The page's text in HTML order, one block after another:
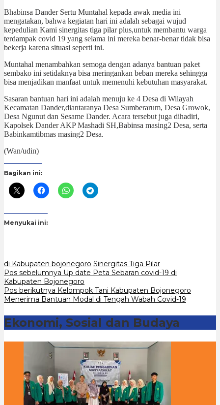
Bhabinsa Dander Sertu Muntahal kepada awak media ini
mengatakan, bahwa kegiatan hari ini adalah sebagai wujud
kepedulian Kami sinergitas tiga pilar plus,untuk membantu warga
terdampak covid 19 yang selama ini mereka benar-benar tidak bisa
bekerja karena situasi seperti ini.
Muntahal menambahkan semoga dengan adanya bantuan paket
sembako ini setidaknya bisa meringankan beban mereka sehingga
bisa menjadikan manfaat untuk memenuhi kebutuhan masyarakat.
Sasaran bantuan hari ini adalah menuju ke 4 Desa di Wilayah
Kecamatan Dander,diantaranya Desa Sumberarum, Desa Growok,
Desa Ngunut dan Sesame Dander. Acara tersebut juga dihadiri,
Kapolsek Dander AKP Mashadi SH,Babinsa masing2 Desa, serta
Babinkamtibmas masing2 Desa.
(Wan/udin)
Bagikan ini:
Menyukai ini:
di Kabupaten bojonegoro Sinergitas Tiga Pilar
Navigasi
pos
Pos sebelumnya Up date Peta Sebaran covid-19 di
Kabupaten Bojonegoro
Pos berikutnya Kelompok Tani Kabupaten Bojonegoro
Menerima Bantuan Modal di Tengah Wabah Covid-19
Ekonomi, Sosial dan Budaya